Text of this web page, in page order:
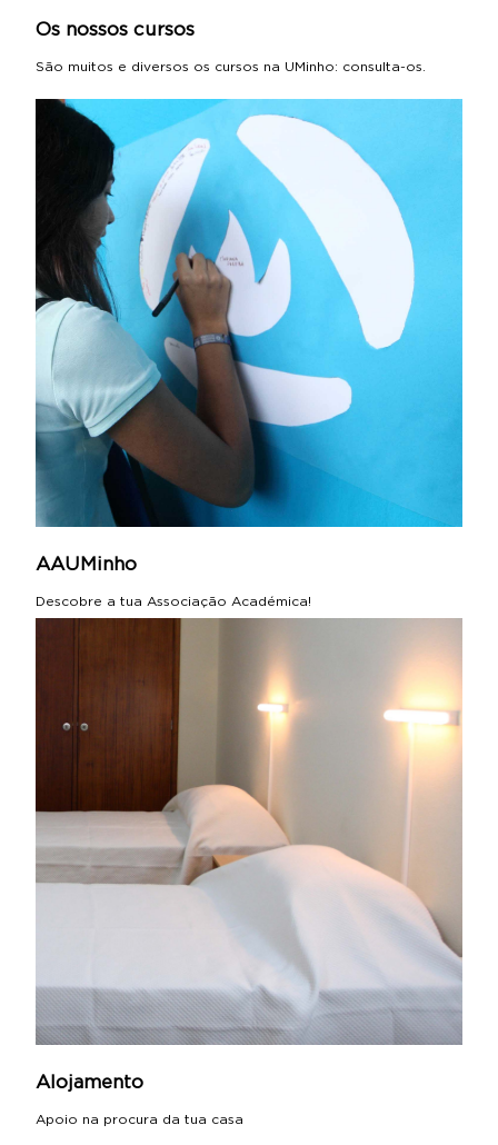
Os nossos cursos
São muitos e diversos os cursos na UMinho: consulta-os.
AAUMinho
Descobre a tua Associação Académica!
Alojamento
Apoio na procura da tua casa